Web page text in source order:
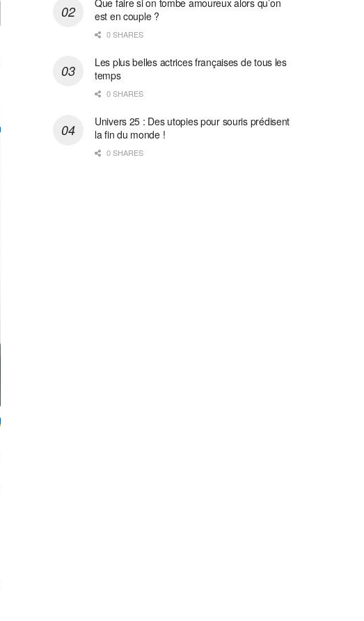
est en couple ?
0 SHARES
Les plus belles actrices françaises de tous les
temps
0 SHARES
Univers 25 : Des utopies pour souris prédisent
la fin du monde !
0 SHARES